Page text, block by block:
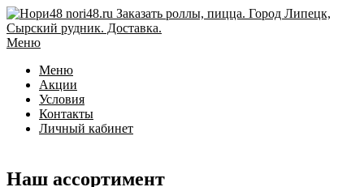
Перейти
к
содержимому
Меню
Меню
Акции
Условия
Контакты
Личный кабинет
Наш ассортимент